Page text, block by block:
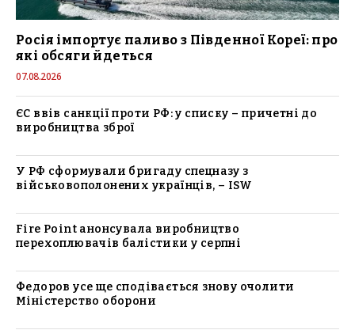
Росія імпортує паливо з Південної Кореї: про
які обсяги йдеться
07.08.2026
ЄС ввів санкції проти РФ: у списку – причетні до
виробництва зброї
У РФ сформували бригаду спецназу з
військовополонених українців, – ISW
Fire Point анонсувала виробництво
перехоплювачів балістики у серпні
Федоров усе ще сподівається знову очолити
Міністерство оборони